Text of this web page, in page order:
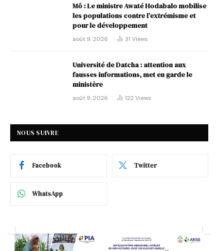
Mô : Le ministre Awaté Hodabalo mobilise
les populations contre l’extrémisme et
pour le développement
août 9, 2026 31 Views
Université de Datcha : attention aux
fausses informations, met en garde le
ministère
août 9, 2026 122 Views
NOUS SUIVRE
Facebook Twitter
WhatsApp